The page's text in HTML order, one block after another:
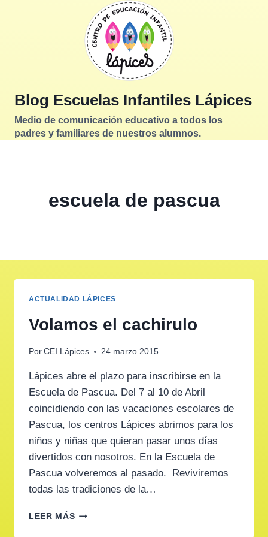
Blog Escuelas Infantiles Lápices
Medio de comunicación educativo a todos los
padres y familiares de nuestros alumnos.
escuela de pascua
ACTUALIDAD LÁPICES
Volamos el cachirulo
Por CEI Lápices 24 marzo 2015
Lápices abre el plazo para inscribirse en la
Escuela de Pascua. Del 7 al 10 de Abril
coincidiendo con las vacaciones escolares de
Pascua, los centros Lápices abrimos para los
niños y niñas que quieran pasar unos días
divertidos con nosotros. En la Escuela de
Pascua volveremos al pasado. Reviviremos
todas las tradiciones de la…
LEER MÁSVOLAMOS